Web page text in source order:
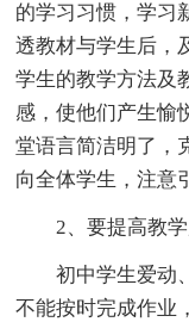
的学习习惯，学习
透教材与学生后，
学生的教学方法及
感，使他们产生愉
堂语言简洁明了，
向全体学生，注意
2、要提高教
初中学生爱动
不能按时完成作业